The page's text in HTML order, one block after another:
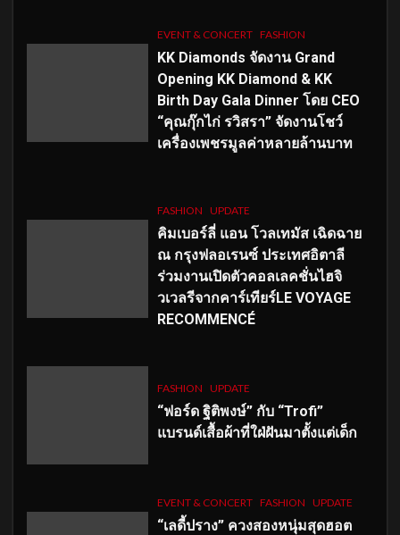
EVENT & CONCERT FASHION
KK Diamonds จัดงาน Grand
Opening KK Diamond & KK
Birth Day Gala Dinner โดย CEO
“คุณกุ๊กไก่ รวิสรา” จัดงานโชว์
เครื่องเพชรมูลค่าหลายล้านบาท
FASHION UPDATE
คิมเบอร์ลี่ แอน โวลเทมัส เฉิดฉาย
ณ กรุงฟลอเรนซ์ ประเทศอิตาลี
ร่วมงานเปิดตัวคอลเลคชั่นไฮจิ
วเวลรีจากคาร์เทียร์LE VOYAGE
RECOMMENCÉ
FASHION UPDATE
“ฟอร์ด ฐิติพงษ์” กับ “Trofi”
แบรนด์เสื้อผ้าที่ใฝ่ฝันมาตั้งแต่เด็ก
EVENT & CONCERT FASHION UPDATE
“เลดี้ปราง” ควงสองหนุ่มสุดฮอต